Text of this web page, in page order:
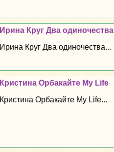
Ирина Круг Два одиночества
Ирина Круг Два одиночества...
Кристина Орбакайте My Life
Кристина Орбакайте My Life...